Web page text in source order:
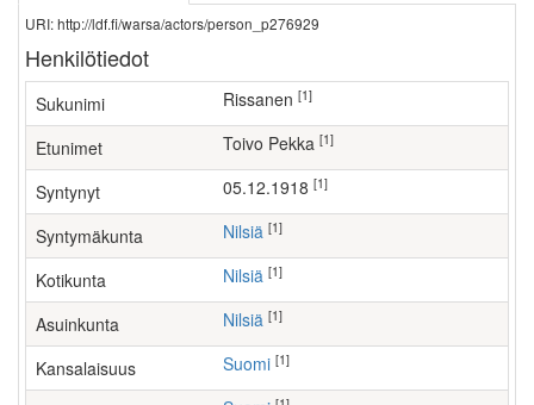
URI: http://ldf.fi/warsa/actors/person_p276929
Henkilötiedot
Sukunimi Rissanen [1]
Etunimet Toivo Pekka [1]
Syntynyt 05.12.1918 [1]
Syntymäkunta Nilsiä [1]
Kotikunta Nilsiä [1]
Asuinkunta Nilsiä [1]
Kansalaisuus Suomi [1]